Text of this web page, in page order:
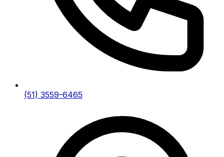
(51) 3559-6465